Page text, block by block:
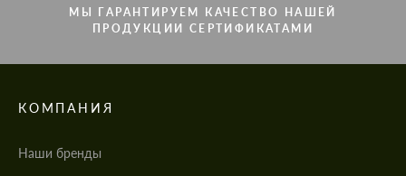
МЫ ГАРАНТИРУЕМ КАЧЕСТВО НАШЕЙ
ПРОДУКЦИИ СЕРТИФИКАТАМИ
КОМПАНИЯ
Наши бренды